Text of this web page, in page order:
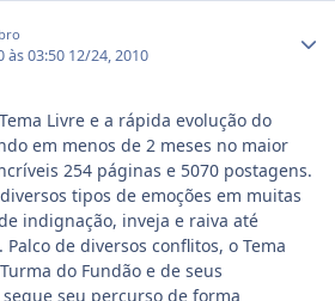
às 03:50 12/24, 2010
Livre e a rápida evolução do
em menos de 2 meses no maior
254 páginas e 5070 postagens.
tipos de emoções em muitas
indignação, inveja e raiva até
de diversos conflitos, o Tema
do Fundão e de seus
seu percurso de forma